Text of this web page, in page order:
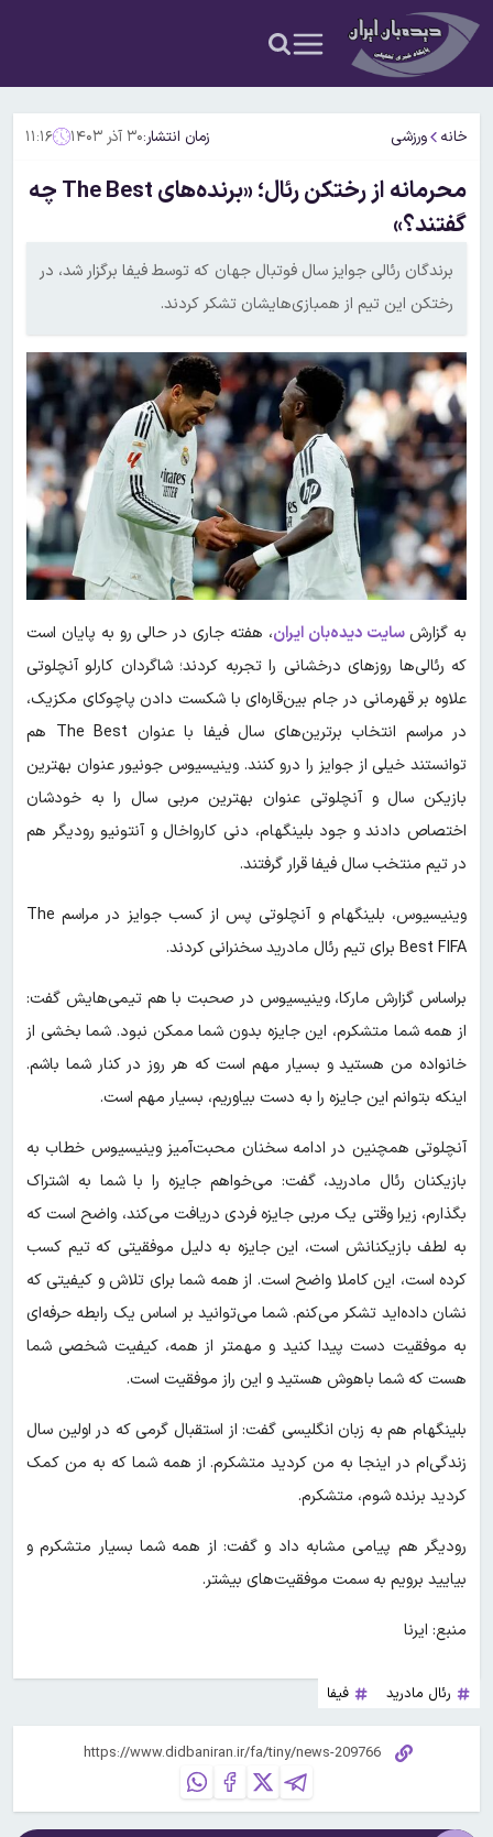
خانه ورزشی زمان انتشار:۳۰ آذر ۱۴۰۳ ۱۱:۱۶
محرمانه از رختکن رئال؛ «برنده‌های The Best چه
گفتند؟»
برندگان رئالی جوایز سال فوتبال جهان که توسط فیفا برگزار شد، در
رختکن این تیم از همبازی‌هایشان تشکر کردند.
به گزارشسایت دیده‌بان ایران، هفته جاری در حالی رو به پایان است
که رئالی‌ها روزهای درخشانی را تجربه کردند؛ شاگردان کارلو آنچلوتی
علاوه بر قهرمانی در جام بین‌قاره‌ای با شکست دادن پاچوکای مکزیک،
در مراسم انتخاب برترین‌های سال فیفا با عنوان The Best هم
توانستند خیلی از جوایز را درو کنند. وینیسیوس جونیور عنوان بهترین
بازیکن سال و آنچلوتی عنوان بهترین مربی سال را به خودشان
اختصاص دادند و جود بلینگهام، دنی کارواخال و آنتونیو رودیگر هم
در تیم منتخب سال فیفا قرار گرفتند.
وینیسیوس، بلینگهام و آنچلوتی پس از کسب جوایز در مراسم The
Best FIFA برای تیم رئال مادرید سخنرانی کردند.
براساس گزارش مارکا، وینیسیوس در صحبت با هم تیمی‌هایش گفت:
از همه شما متشکرم، این جایزه بدون شما ممکن نبود. شما بخشی از
خانواده من هستید و بسیار مهم است که هر روز در کنار شما باشم.
اینکه بتوانم این جایزه را به دست بیاوریم، بسیار مهم است.
آنچلوتی همچنین در ادامه سخنان محبت‌آمیز وینیسیوس خطاب به
بازیکنان رئال مادرید، گفت: می‌خواهم جایزه را با شما به اشتراک
بگذارم، زیرا وقتی یک مربی جایزه فردی دریافت می‌کند، واضح است که
به لطف بازیکنانش است، این جایزه به دلیل موفقیتی که تیم کسب
کرده است، این کاملا واضح است. از همه شما برای تلاش و کیفیتی که
نشان داده‌اید تشکر می‌کنم. شما می‌توانید بر اساس یک رابطه حرفه‌ای
به موفقیت دست پیدا کنید و مهمتر از همه، کیفیت شخصی شما
هست که شما باهوش هستید و این راز موفقیت است.
بلینگهام هم به زبان انگلیسی گفت: از استقبال گرمی که در اولین سال
زندگی‌ام در اینجا به من کردید متشکرم. از همه شما که به من کمک
کردید برنده شوم، متشکرم.
رودیگر هم پیامی مشابه داد و گفت: از همه شما بسیار متشکرم و
بیایید برویم به سمت موفقیت‌های بیشتر.
منبع: ایرنا
رئال مادرید فیفا